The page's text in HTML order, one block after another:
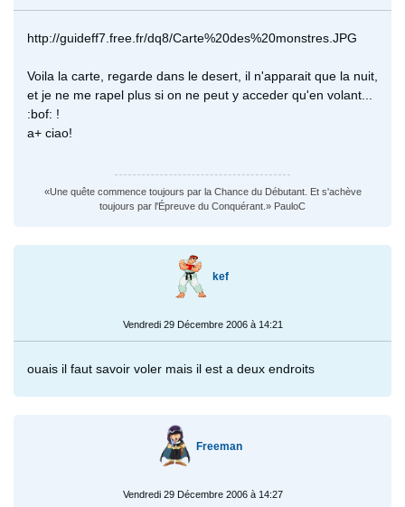
http://guideff7.free.fr/dq8/Carte%20des%20monstres.JPG
Voila la carte, regarde dans le desert, il n'apparait que la nuit,
et je ne me rapel plus si on ne peut y acceder qu'en volant...
:bof: !
a+ ciao!
«Une quête commence toujours par la Chance du Débutant. Et s'achève
toujours par l'Épreuve du Conquérant.» PauloC
kef
Vendredi 29 Décembre 2006 à 14:21
ouais il faut savoir voler mais il est a deux endroits
Freeman
Vendredi 29 Décembre 2006 à 14:27